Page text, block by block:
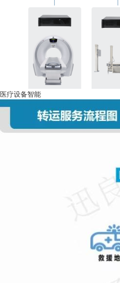
医疗设备智能